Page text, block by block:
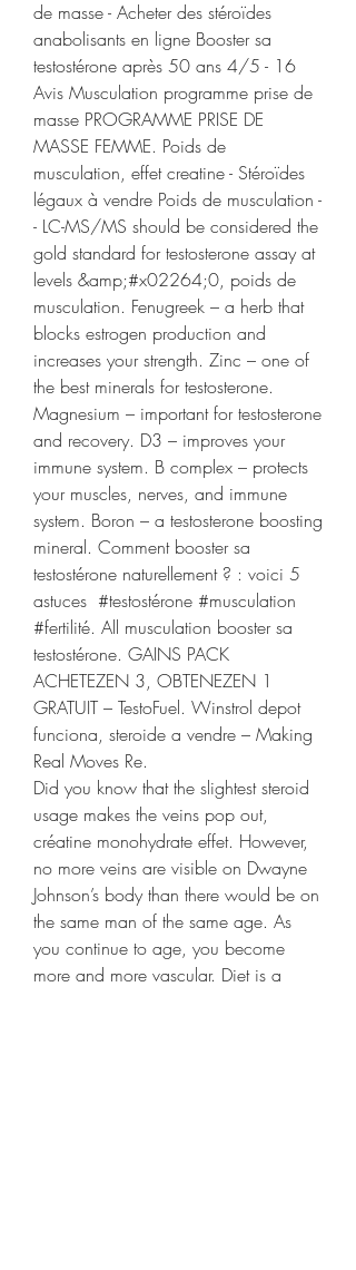
de masse - Acheter des stéroïdes
anabolisants en ligne Booster sa
testostérone après 50 ans 4/5 - 16
Avis Musculation programme prise de
masse PROGRAMME PRISE DE
MASSE FEMME. Poids de
musculation, effet creatine - Stéroïdes
légaux à vendre Poids de musculation -
- LC-MS/MS should be considered the
gold standard for testosterone assay at
levels &amp;#x02264;0, poids de
musculation. Fenugreek – a herb that
blocks estrogen production and
increases your strength. Zinc – one of
the best minerals for testosterone.
Magnesium – important for testosterone
and recovery. D3 – improves your
immune system. B complex – protects
your muscles, nerves, and immune
system. Boron – a testosterone boosting
mineral. Comment booster sa
testostérone naturellement ? : voici 5
astuces  #testostérone #musculation
#fertilité. All musculation booster sa
testostérone. GAINS PACK
ACHETEZEN 3, OBTENEZEN 1
GRATUIT – TestoFuel. Winstrol depot
funciona, steroide a vendre – Making
Real Moves Re.
Did you know that the slightest steroid
usage makes the veins pop out,
créatine monohydrate effet. However,
no more veins are visible on Dwayne
Johnson’s body than there would be on
the same man of the same age. As
you continue to age, you become
more and more vascular. Diet is a